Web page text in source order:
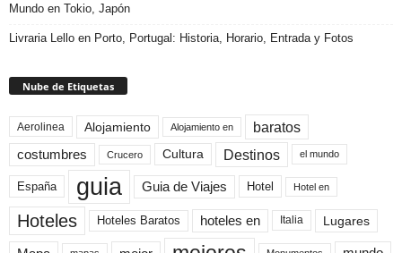
Mundo en Tokio, Japón
Livraria Lello en Porto, Portugal: Historia, Horario, Entrada y Fotos
Nube de Etiquetas
Aerolinea Alojamiento Alojamiento en baratos
costumbres Crucero Cultura Destinos el mundo
España guia Guia de Viajes Hotel Hotel en
Hoteles Hoteles Baratos hoteles en Italia Lugares